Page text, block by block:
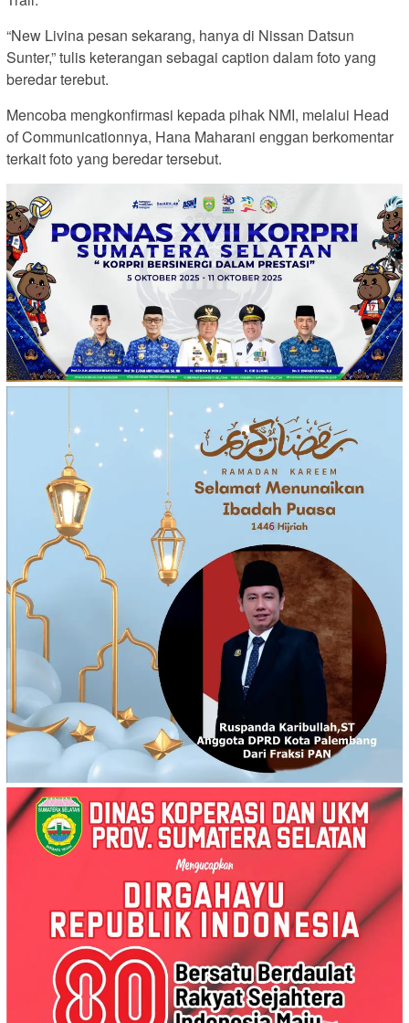
“New Livina pesan sekarang, hanya di Nissan Datsun
Sunter,” tulis keterangan sebagai caption dalam foto yang
beredar terebut.
Mencoba mengkonfirmasi kepada pihak NMI, melalui Head
of Communicationnya, Hana Maharani enggan berkomentar
terkait foto yang beredar tersebut.